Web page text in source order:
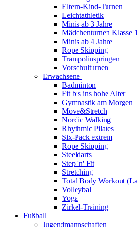
Eltern-Kind-Turnen
Leichtathletik
Minis ab 3 Jahre
Mädchenturnen Klasse
Minis ab 4 Jahre
Rope Skipping
Trampolinspringen
Vorschulturnen
Erwachsene
Badminton
Fit bis ins hohe Alter
Gymnastik am Morgen
Move&Stretch
Nordic Walking
Rhythmic Pilates
Six-Pack extrem
Rope Skipping
Steeldarts
Step 'n' Fit
Stretching
Total Body Workout
Volleyball
Yoga
Zirkel-Training
Fußball
Jugendmannschaften